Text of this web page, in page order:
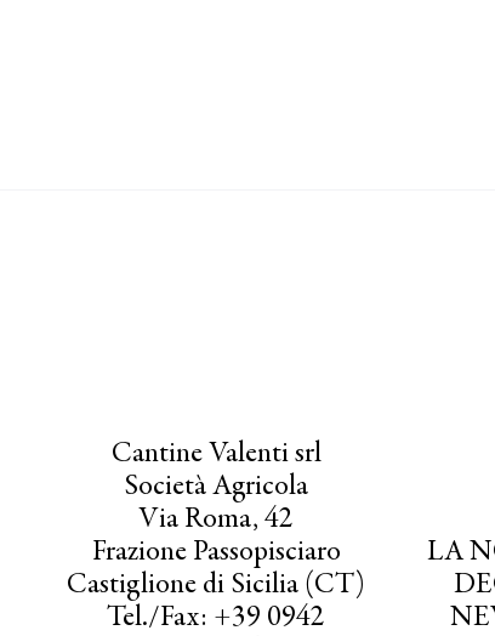
Cantine Valenti srl
Società Agricola
Via Roma, 42
Frazione Passopisciaro
Castiglione di Sicilia (CT)
Tel./Fax: +39 0942
LA